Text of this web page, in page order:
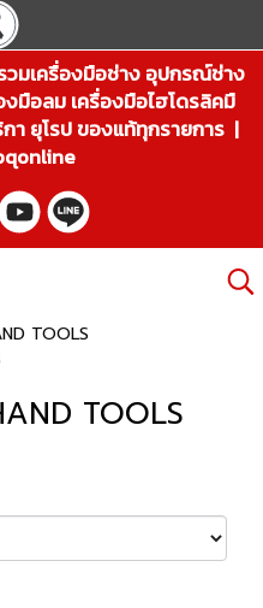
วมเครื่องมือช่าง อุปกรณ์ช่าง
มือลม เครื่องมือไฮโดรลิคมื
า ยุโรป ของแท้ทุกรายการ |
TOOLS
TOOLS